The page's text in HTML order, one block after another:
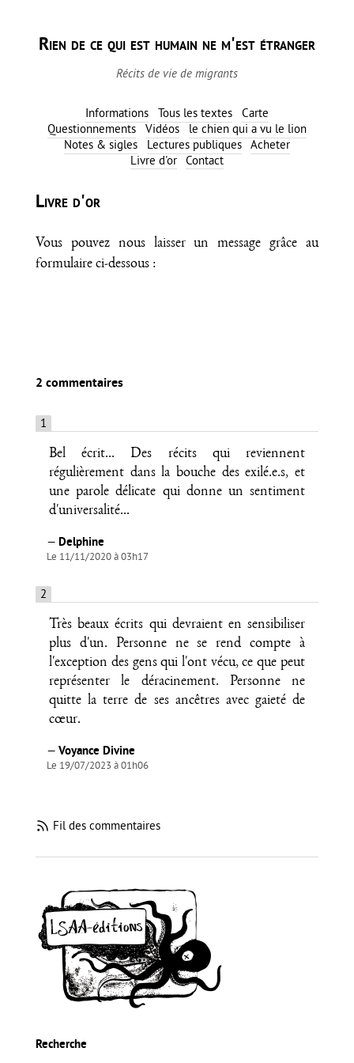
Rien de ce qui est humain ne m'est étranger
Récits de vie de migrants
Informations Tous les textes
Carte
Questionnements
Vidéos
le chien qui a vu le lion
Notes & sigles
Lectures publiques
Acheter
Livre d'or
Contact
Livre d'or
Vous pouvez nous laisser un message grâce au
formulaire ci-dessous :
2 commentaires
1
Bel écrit... Des récits qui reviennent
régulièrement dans la bouche des exilé.e.s, et
une parole délicate qui donne un sentiment
d'universalité...
—Delphine
Le 11/11/2020 à 03h17
2
Très beaux écrits qui devraient en sensibiliser
plus d'un. Personne ne se rend compte à
l'exception des gens qui l'ont vécu, ce que peut
représenter le déracinement. Personne ne
quitte la terre de ses ancêtres avec gaieté de
cœur.
—Voyance Divine
Le 19/07/2023 à 01h06
Fil des commentaires
Recherche